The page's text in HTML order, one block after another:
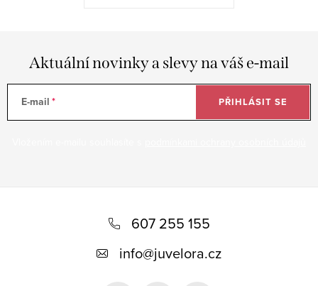
Aktuální novinky a slevy na váš e-mail
E-mail PŘIHLÁSIT SE
607 255 155
info@juvelora.cz